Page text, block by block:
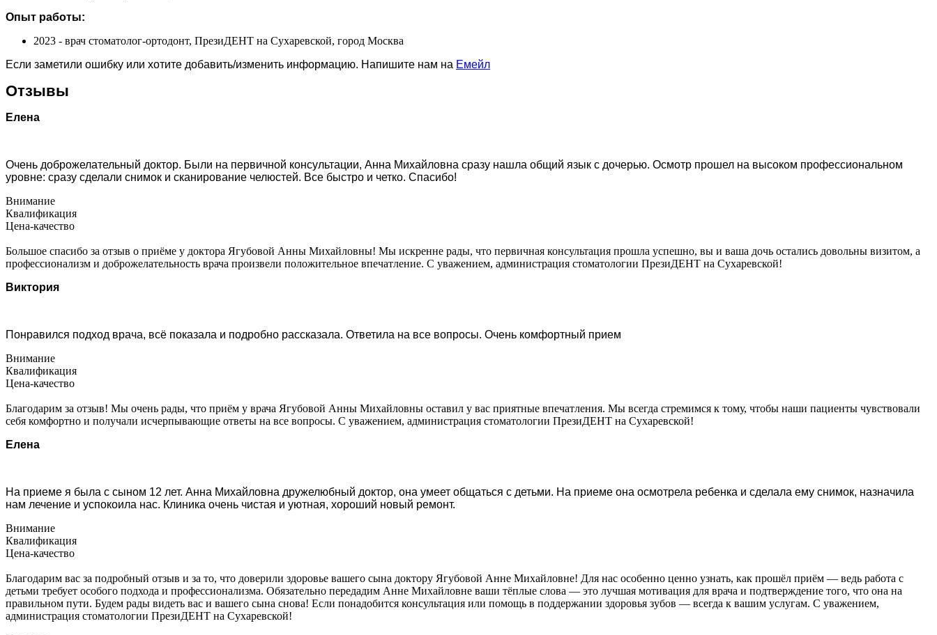
Опыт работы:
2023 - врач стоматолог-ортодонт, ПрезиДЕНТ на Сухаревской, город Москва
Если заметили ошибку или хотите добавить/изменить информацию. Напишите нам на Емейл
Отзывы
Елена
Очень доброжелательный доктор. Были на первичной консультации, Анна Михайловна сразу нашла общий язык с дочерью. Осмотр прошел на высоком профессиональном
уровне: сразу сделали снимок и сканирование челюстей. Все быстро и четко. Спасибо!
Внимание
Квалификация
Цена-качество
Большое спасибо за отзыв о приёме у доктора Ягубовой Анны Михайловны! Мы искренне рады, что первичная консультация прошла успешно, вы и ваша дочь остались довольны визитом, а
профессионализм и доброжелательность врача произвели положительное впечатление. С уважением, администрация стоматологии ПрезиДЕНТ на Сухаревской!
Виктория
Понравился подход врача, всё показала и подробно рассказала. Ответила на все вопросы. Очень комфортный прием
Внимание
Квалификация
Цена-качество
Благодарим за отзыв! Мы очень рады, что приём у врача Ягубовой Анны Михайловны оставил у вас приятные впечатления. Мы всегда стремимся к тому, чтобы наши пациенты чувствовали
себя комфортно и получали исчерпывающие ответы на все вопросы. С уважением, администрация стоматологии ПрезиДЕНТ на Сухаревской!
Елена
На приеме я была с сыном 12 лет. Анна Михайловна дружелюбный доктор, она умеет общаться с детьми. На приеме она осмотрела ребенка и сделала ему снимок, назначила
нам лечение и успокоила нас. Клиника очень чистая и уютная, хороший новый ремонт.
Внимание
Квалификация
Цена-качество
Благодарим вас за подробный отзыв и за то, что доверили здоровье вашего сына доктору Ягубовой Анне Михайловне! Для нас особенно ценно узнать, как прошёл приём — ведь работа с
детьми требует особого подхода и профессионализма. Обязательно передадим Анне Михайловне ваши тёплые слова — это лучшая мотивация для врача и подтверждение того, что она на
правильном пути. Будем рады видеть вас и вашего сына снова! Если понадобится консультация или помощь в поддержании здоровья зубов — всегда к вашим услугам. С уважением,
администрация стоматологии ПрезиДЕНТ на Сухаревской!